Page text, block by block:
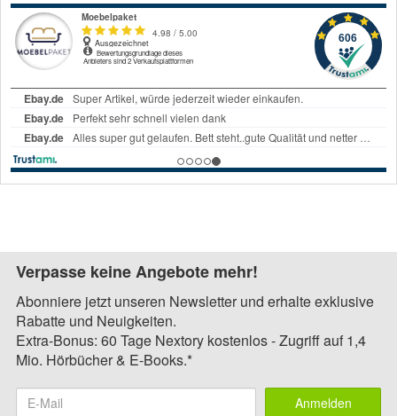
Verpasse keine Angebote mehr!
Abonniere jetzt unseren Newsletter und erhalte exklusive
Rabatte und Neuigkeiten.
Extra-Bonus: 60 Tage Nextory kostenlos - Zugriff auf 1,4
Mio. Hörbücher & E-Books.*
Anmelden